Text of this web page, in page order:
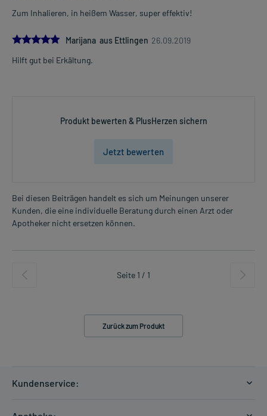
Zum Inhalieren, in heißem Wasser, super effektiv!
5.0
Marijana aus Ettlingen 26.09.2019
Hilft gut bei Erkältung.
Produkt bewerten & PlusHerzen sichern
Jetzt bewerten
Bei diesen Beiträgen handelt es sich um Meinungen unserer
Kunden, die eine individuelle Beratung durch einen Arzt oder
Apotheker nicht ersetzen können.
Seite 1 / 1
Zurück zum Produkt
Kundenservice: